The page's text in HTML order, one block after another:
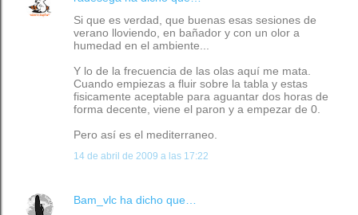
Si que es verdad, que buenas esas sesiones de
verano lloviendo, en bañador y con un olor a
humedad en el ambiente...
Y lo de la frecuencia de las olas aquí me mata.
Cuando empiezas a fluir sobre la tabla y estas
fisicamente aceptable para aguantar dos horas de
forma decente, viene el paron y a empezar de 0.
Pero así es el mediterraneo.
14 de abril de 2009 a las 17:22
Bam_vlc ha dicho que…